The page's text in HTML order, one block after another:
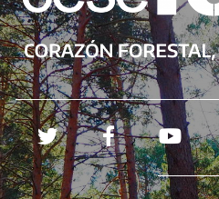
Redes sociales